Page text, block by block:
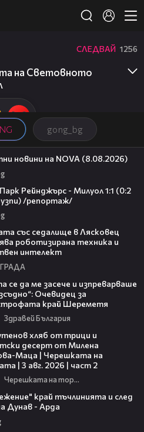
gong_bg
СЛЕДВАЙ 1256
на Световното
новини на NOVA (8.08.2026)
Рейнджърс - Милуол 1:1 (0:2
/репортаж/
със седалище в Лясковец
роботизирана техника и
интелект
се да ме засече и изпреварваше
Очевидец за
край Шереметя
Здравей България
хляб от трици и
десерт от Милена
Маца | Черешката на
| 3 авг. 2026 | част 2
Черешката на тортата
край тъчлинията и след
Дунав - Арда